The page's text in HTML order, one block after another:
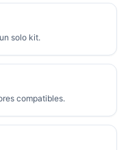
solo kit.
compatibles.